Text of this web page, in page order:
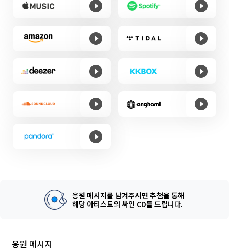
응원 메시지를 남겨주시면 추첨을 통해
해당 아티스트의 싸인 CD를 드립니다.
응원 메시지